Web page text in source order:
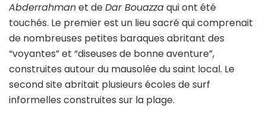
Abderrahmanet deDar Bouazzaqui ont été
touchés. Le premier est un lieu sacré qui comprenait
de nombreuses petites baraques abritant des
“voyantes” et “diseuses de bonne aventure”,
construites autour du mausolée du saint local. Le
second site abritait plusieurs écoles de surf
informelles construites sur la plage.